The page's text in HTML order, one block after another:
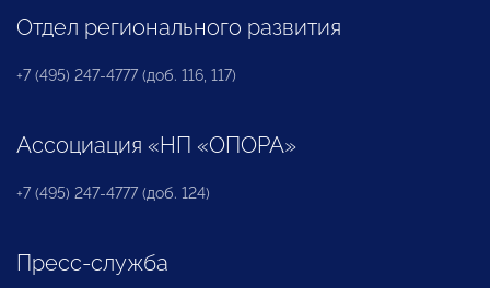
Отдел регионального развития
+7 (495) 247-4777 (доб. 116, 117)
Ассоциация «НП «ОПОРА»
+7 (495) 247-4777 (доб. 124)
Пресс-служба